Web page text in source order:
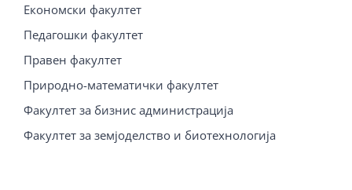
Економски факултет
Педагошки факултет
Правен факултет
Природно-математички факултет
Факултет за бизнис администрација
Факултет за земјоделство и биотехнологија